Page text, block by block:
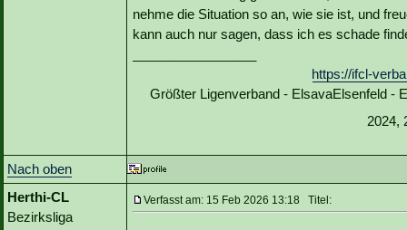
nehme die Situation so an, wie sie ist, und
kann auch nur sagen, dass ich es schade
https://ifcl-
Größter Ligenverband - ElsavaElsenfeld -
2024,
Nach oben
Herthi-CL
Bezirksliga
Verfasst am: 15 Feb 2026 13:18 Titel: